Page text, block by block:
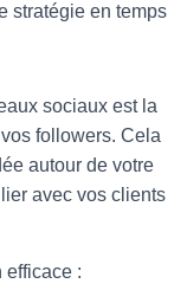
stratégie en temps
sociaux est la
followers. Cela
autour de votre
avec vos clients
efficace :